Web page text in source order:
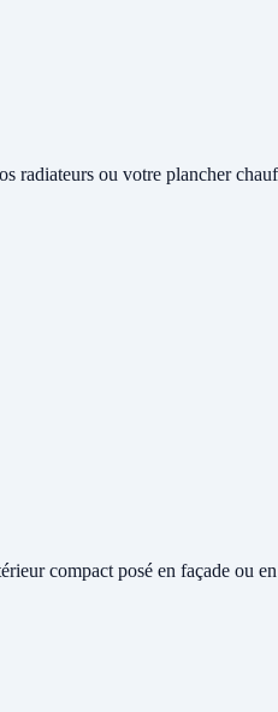
radiateurs ou votre plancher
compact posé en façade ou